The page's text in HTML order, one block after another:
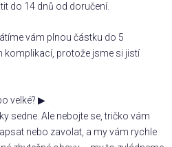
do 14 dnů od doručení.
vám plnou částku do 5
komplikací, protože jsme si jistí
velké? ▶
sedne. Ale nebojte se, tričko vám
nebo zavolat, a my vám rychle